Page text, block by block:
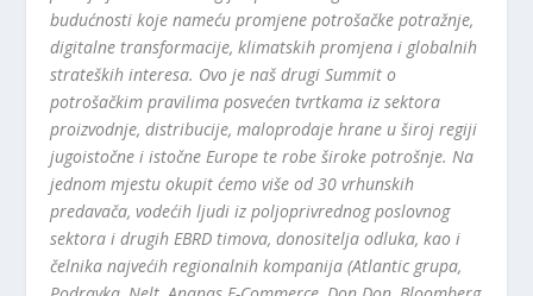
budućnosti koje nameću promjene potrošačke potražnje,
digitalne transformacije, klimatskih promjena i globalnih
strateških interesa. Ovo je naš drugi Summit o
potrošačkim pravilima posvećen tvrtkama iz sektora
proizvodnje, distribucije, maloprodaje hrane u široj regiji
jugoistočne i istočne Europe te robe široke potrošnje. Na
jednom mjestu okupit ćemo više od 30 vrhunskih
predavača, vodećih ljudi iz poljoprivrednog poslovnog
sektora i drugih EBRD timova, donositelja odluka, kao i
čelnika najvećih regionalnih kompanija (Atlantic grupa,